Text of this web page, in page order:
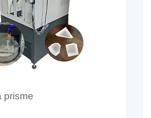
prisme